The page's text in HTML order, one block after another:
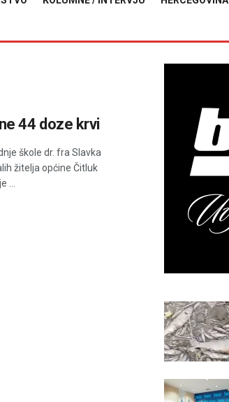
44 doze krvi
škole dr. fra Slavka
žitelja općine Čitluk
...